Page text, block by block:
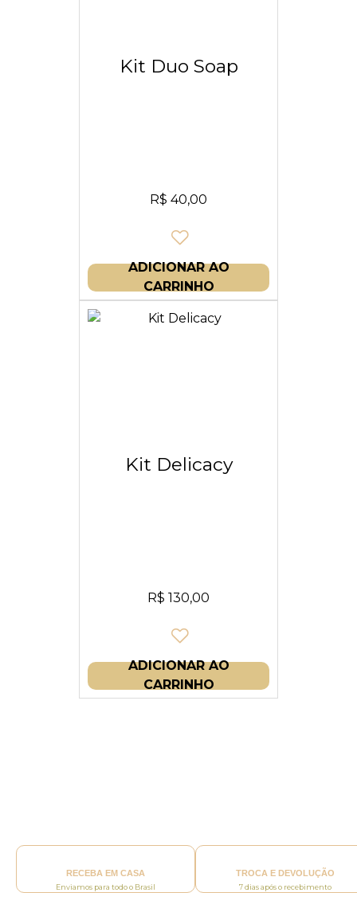
Kit Duo Soap
R$ 40,00
ADICIONAR AO
CARRINHO
Kit Delicacy
R$ 130,00
ADICIONAR AO
CARRINHO
RECEBA EM CASA
Enviamos para todo o Brasil
TROCA E DEVOLUÇÃO
7 dias após o recebimento